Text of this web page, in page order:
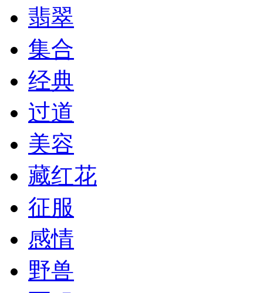
翡翠
集合
经典
过道
美容
藏红花
征服
感情
野兽